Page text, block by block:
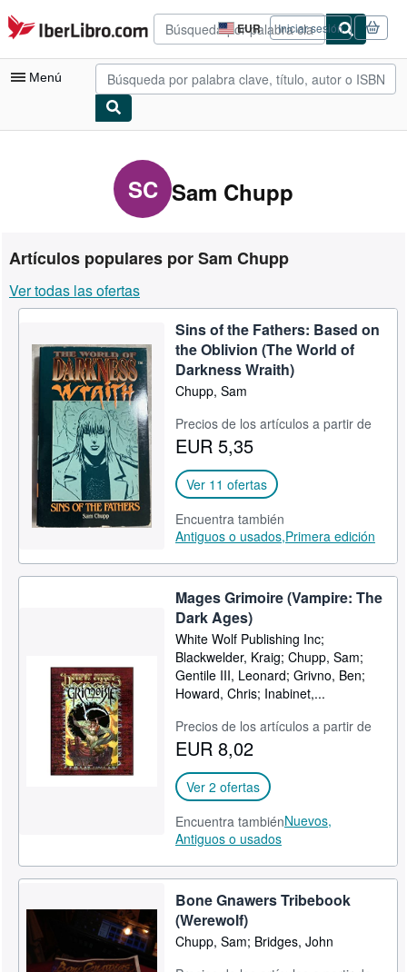
Pasar al contenido principal
IberLibro.com EUR
Preferencias
de
compra
del
Iniciar sesión
Menú
Consultar mis pedidos
Búsqueda avanzada
Libros antiguos
Arte y coleccionismo
Comenzar a vender
Ayuda
CERRAR
SC Sam Chupp
Artículos populares por Sam Chupp
Ver todas las ofertas
Sins of the Fathers: Based on
the Oblivion (The World of
Darkness Wraith)
Chupp, Sam
Precios de los artículos a partir de
EUR 5,35
Ver 11 ofertas
Encuentra también
Antiguos o usados,Primera edición
Mages Grimoire (Vampire: The
Dark Ages)
White Wolf Publishing Inc;
Blackwelder, Kraig; Chupp, Sam;
Gentile III, Leonard; Grivno, Ben;
Howard, Chris; Inabinet,...
Precios de los artículos a partir de
EUR 8,02
Ver 2 ofertas
Encuentra tambiénNuevos,
Antiguos o usados
Bone Gnawers Tribebook
(Werewolf)
Chupp, Sam; Bridges, John